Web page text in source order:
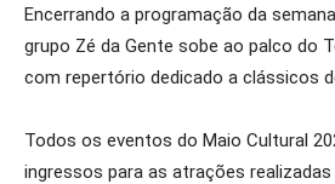
Encerrando a programação da
grupo Zé da Gente sobe ao palco do
com repertório dedicado a clássicos
Todos os eventos do Maio Cultural
ingressos para as atrações